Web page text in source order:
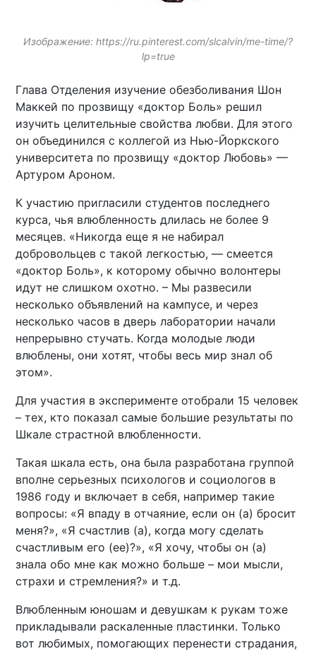
Изображение: https://ru.pinterest.com/slcalvin/me-time/?
lp=true
Глава Отделения изучение обезболивания Шон
Маккей по прозвищу «доктор Боль» решил
изучить целительные свойства любви. Для этого
он объединился с коллегой из Нью-Йоркского
университета по прозвищу «доктор Любовь» —
Артуром Ароном.
К участию пригласили студентов последнего
курса, чья влюбленность длилась не более 9
месяцев. «Никогда еще я не набирал
добровольцев с такой легкостью, — смеется
«доктор Боль», к которому обычно волонтеры
идут не слишком охотно. – Мы развесили
несколько объявлений на кампусе, и через
несколько часов в дверь лаборатории начали
непрерывно стучать. Когда молодые люди
влюблены, они хотят, чтобы весь мир знал об
этом».
Для участия в эксперименте отобрали 15 человек
– тех, кто показал самые большие результаты по
Шкале страстной влюбленности.
Такая шкала есть, она была разработана группой
вполне серьезных психологов и социологов в
1986 году и включает в себя, например такие
вопросы: «Я впаду в отчаяние, если он (а) бросит
меня?», «Я счастлив (а), когда могу сделать
счастливым его (ее)?», «Я хочу, чтобы он (а)
знала обо мне как можно больше – мои мысли,
страхи и стремления?» и т.д.
Влюбленным юношам и девушкам к рукам тоже
прикладывали раскаленные пластинки. Только
вот любимых, помогающих перенести страдания,